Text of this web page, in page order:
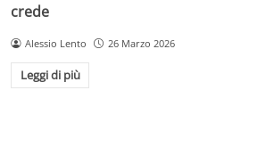
crede
Alessio Lento 26 Marzo 2026
Leggi di più